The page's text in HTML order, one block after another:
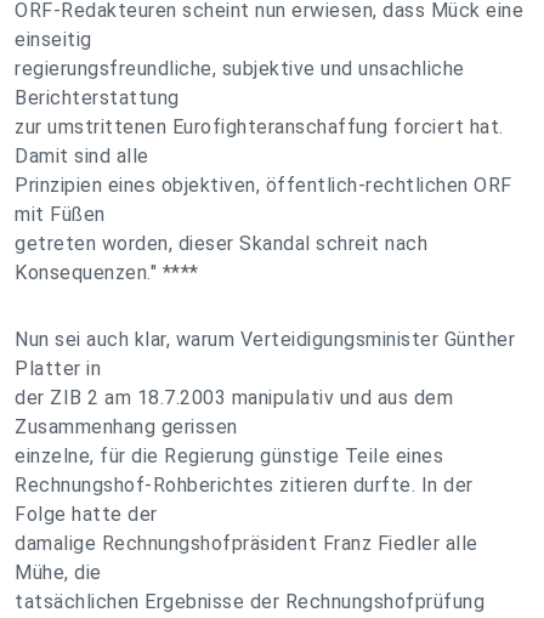
ORF-Redakteuren scheint nun erwiesen, dass Mück eine
einseitig
regierungsfreundliche, subjektive und unsachliche
Berichterstattung
zur umstrittenen Eurofighteranschaffung forciert hat.
Damit sind alle
Prinzipien eines objektiven, öffentlich-rechtlichen ORF
mit Füßen
getreten worden, dieser Skandal schreit nach
Konsequenzen." ****
Nun sei auch klar, warum Verteidigungsminister Günther
Platter in
der ZIB 2 am 18.7.2003 manipulativ und aus dem
Zusammenhang gerissen
einzelne, für die Regierung günstige Teile eines
Rechnungshof-Rohberichtes zitieren durfte. In der
Folge hatte der
damalige Rechnungshofpräsident Franz Fiedler alle
Mühe, die
tatsächlichen Ergebnisse der Rechnungshofprüfung